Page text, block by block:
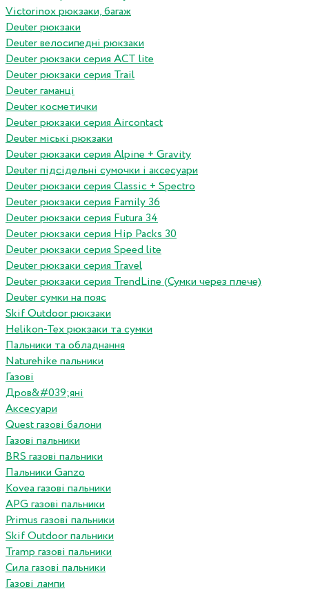
Victorinox рюкзаки, багаж
Deuter рюкзаки
Deuter велосипедні рюкзаки
Deuter рюкзаки серия ACT lite
Deuter рюкзаки серия Trail
Deuter гаманці
Deuter косметички
Deuter рюкзаки серия Aircontact
Deuter міські рюкзаки
Deuter рюкзаки серия Alpine + Gravity
Deuter підсідельні сумочки і аксесуари
Deuter рюкзаки серия Classic + Spectro
Deuter рюкзаки серия Family 36
Deuter рюкзаки серия Futura 34
Deuter рюкзаки серия Hip Packs 30
Deuter рюкзаки серия Speed lite
Deuter рюкзаки серия Travel
Deuter рюкзаки серия TrendLine (Сумки через плече)
Deuter сумки на пояс
Skif Outdoor рюкзаки
Helikon-Tex рюкзаки та сумки
Пальники та обладнання
Naturehike пальники
Газові
Дров&#039;яні
Аксесуари
Quest газові балони
Газові пальники
BRS газові пальники
Пальники Ganzo
Kovea газові пальники
APG газові пальники
Primus газові пальники
Skif Outdoor пальники
Tramp газові пальники
Сила газові пальники
Газові лампи